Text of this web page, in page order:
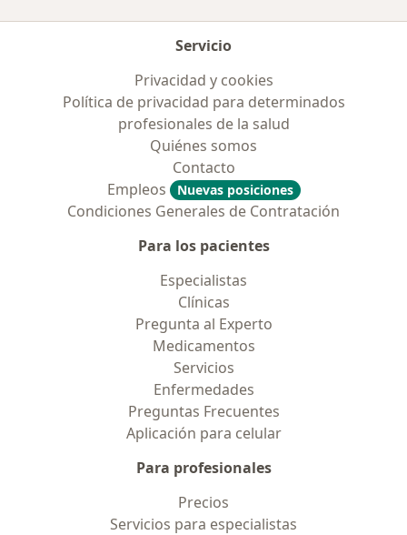
Servicio
Privacidad y cookies
Política de privacidad para determinados
profesionales de la salud
Quiénes somos
Contacto
Empleos
Nuevas posiciones
Condiciones Generales de Contratación
Para los pacientes
Especialistas
Clínicas
Pregunta al Experto
Medicamentos
Servicios
Enfermedades
Preguntas Frecuentes
Aplicación para celular
Para profesionales
Precios
Servicios para especialistas